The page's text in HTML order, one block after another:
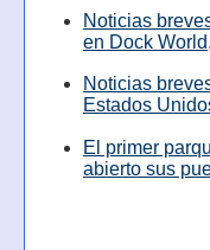
Noticias
en Dock
Noticias
Estados
El primer
abierto sus